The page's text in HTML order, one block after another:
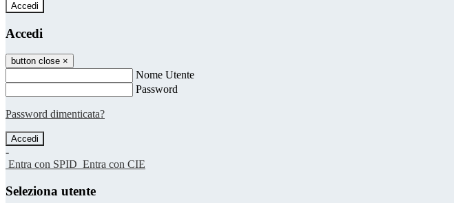
Accedi
Accedi
button close ×
Nome Utente
Password
Password dimenticata?
-
Entra con SPID Entra con CIE
Seleziona utente